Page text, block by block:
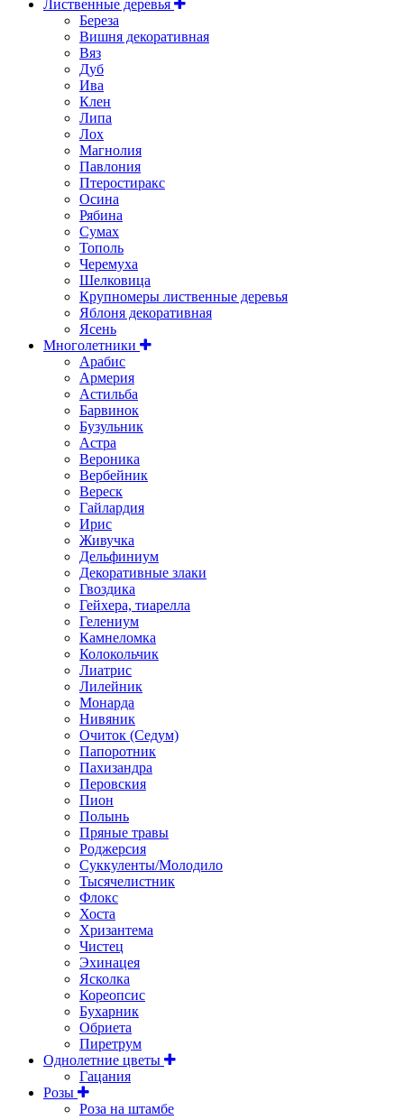
Лиственные деревья
Береза
Вишня декоративная
Вяз
Дуб
Ива
Клен
Липа
Лох
Магнолия
Павлония
Птеростиракс
Осина
Рябина
Сумах
Тополь
Черемуха
Шелковица
Крупномеры лиственные деревья
Яблоня декоративная
Ясень
Многолетники
Арабис
Армерия
Астильбa
Барвинок
Бузульник
Астра
Вероника
Вербейник
Вереск
Гайлардия
Ирис
Живучка
Дельфиниум
Декоративные злаки
Гвоздика
Гейхера, тиарелла
Гелениум
Камнеломка
Колокольчик
Лиатрис
Лилейник
Монарда
Нивяник
Очиток (Седум)
Папоротник
Пахизандра
Перовския
Пион
Полынь
Пряные травы
Роджерсия
Суккуленты/Молодило
Тысячелистник
Флокс
Хоста
Хризантема
Чистец
Эхинацея
Ясколка
Кореопсис
Бухарник
Обриета
Пиретрум
Однолетние цветы
Гацания
Розы
Роза на штамбе